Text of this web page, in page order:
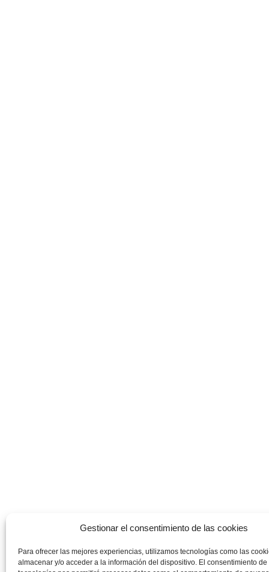
Gestionar el consentimiento de las cookies
Para ofrecer las mejores experiencias, utilizamos tecnologías como las
almacenar y/o acceder a la información del dispositivo. El consentimiento de